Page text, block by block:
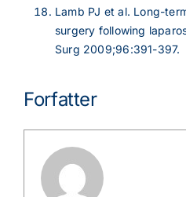
Lamb PJ et al. Long-
surgery following
Surg 2009;96:391-397.
Forfatter